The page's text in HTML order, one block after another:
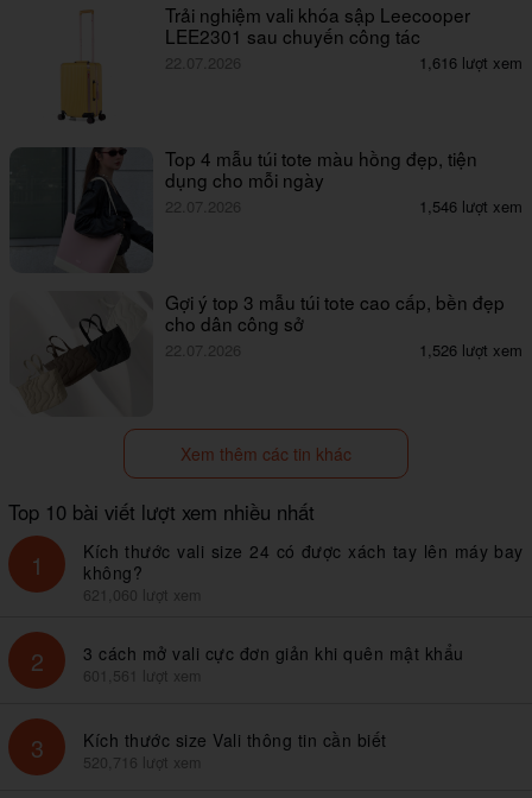
Trải nghiệm vali khóa sập Leecooper
LEE2301 sau chuyến công tác
22.07.2026 1,616 lượt xem
Top 4 mẫu túi tote màu hồng đẹp, tiện
dụng cho mỗi ngày
22.07.2026 1,546 lượt xem
Gợi ý top 3 mẫu túi tote cao cấp, bền đẹp
cho dân công sở
22.07.2026 1,526 lượt xem
Xem thêm các tin khác
Top 10 bài viết lượt xem nhiều nhất
1
Kích thước vali size 24 có được xách tay lên máy bay
không?
621,060 lượt xem
2 3 cách mở vali cực đơn giản khi quên mật khẩu
601,561 lượt xem
3 Kích thước size Vali thông tin cần biết
520,716 lượt xem